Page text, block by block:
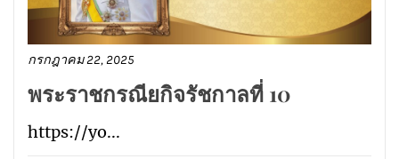
กรกฎาคม 22, 2025
พระราชกรณียกิจรัชกาลที่ 10
https://yo...